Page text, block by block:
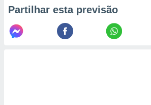
Partilhar esta previsão